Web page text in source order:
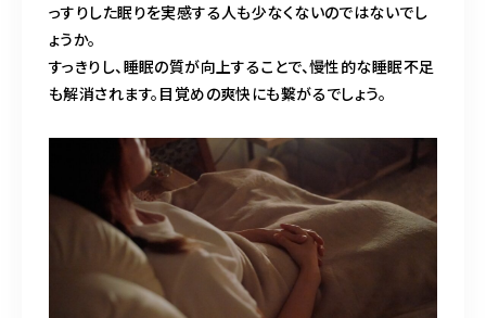
っすりした眠りを実感する人も少なくないのではないでし
ょうか。
すっきりし、睡眠の質が向上することで、慢性的な睡眠不足
も解消されます。目覚めの爽快にも繋がるでしょう。